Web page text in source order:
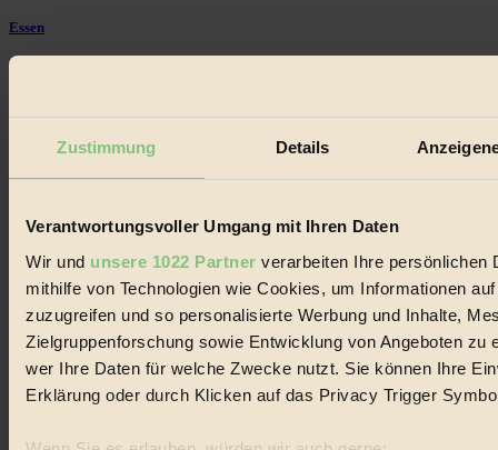
Zustimmung Details
Verantwortungsvoller Umgang mit Ihren Daten
Wir und unsere 1022 Partner verarbeiten Ihre persönlichen
mithilfe von Technologien wie Cookies, um Informationen
zuzugreifen und so personalisierte Werbung und Inhalte,
Zielgruppenforschung sowie Entwicklung von Angeboten zu
wer Ihre Daten für welche Zwecke nutzt. Sie können Ihre
Erklärung oder durch Klicken auf das Privacy Trigger
Essen
nachhaltig
Design
Regional